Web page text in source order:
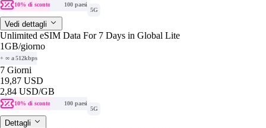
10% di sconto
100 paesi
5G
Vedi dettagli
Unlimited eSIM Data For 7 Days in Global Lite
1GB/giorno
+ ∞ a 512kbps
7 Giorni
19,87 USD
2,84 USD/GB
10% di sconto
100 paesi
5G
Dettagli